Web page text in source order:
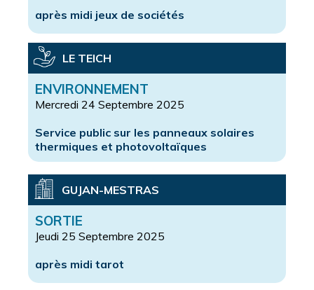
après midi jeux de sociétés
LE TEICH
ENVIRONNEMENT
Mercredi 24 Septembre 2025
Service public sur les panneaux solaires
thermiques et photovoltaïques
GUJAN-MESTRAS
SORTIE
Jeudi 25 Septembre 2025
après midi tarot